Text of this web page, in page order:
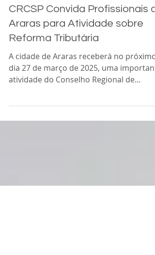
Acia Araras
24 de fev. de 2025
1 min de leitura
CRCSP Convida Profissionais
Araras para Atividade sobre
A cidade de Araras receberá no próximo
dia 27 de março de 2025, uma